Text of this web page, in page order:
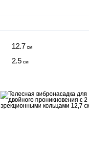
12.7 см
2.5 см